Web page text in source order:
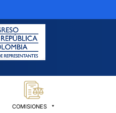
COMISIONES